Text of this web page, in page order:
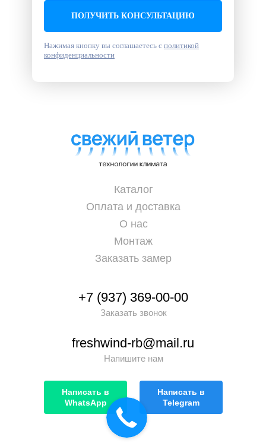
ПОЛУЧИТЬ КОНСУЛЬТАЦИЮ
Нажимая кнопку вы соглашаетесь с политикой
конфиденциальности
+7 (937) 369-00-00
Заказать звонок
freshwind-rb@mail.ru
Напишите нам
Каталог
Оплата и доставка
О нас
Монтаж
Заказать замер
Написать в
WhatsApp
Написать в
Telegram